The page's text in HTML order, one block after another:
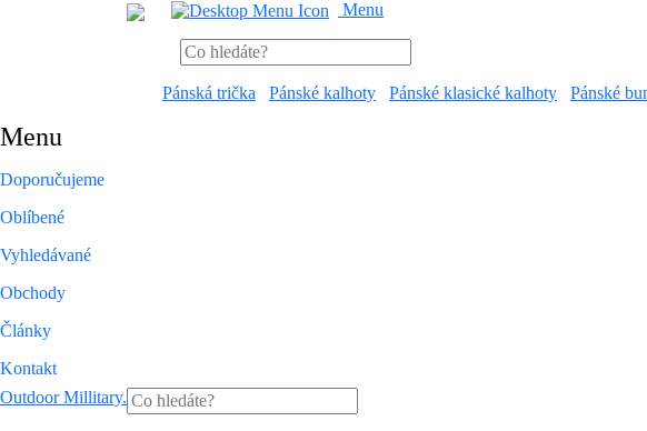
Menu
Pánská trička Pánské kalhoty Pánské klasické kalhoty Pánské
Menu
Doporučujeme
Oblíbené
Vyhledávané
Obchody
Články
Kontakt
Outdoor Millitary.